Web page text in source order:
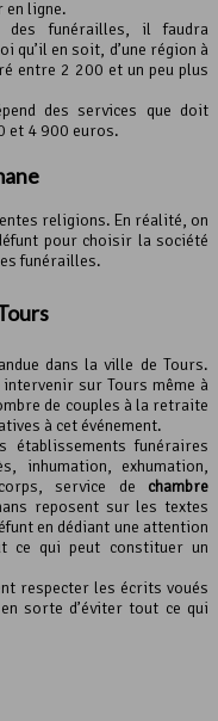
en ligne.
des funérailles, il faudra
qu’il en soit, d’une région à
entre 2 200 et un peu plus
des services que doit
et 4 900 euros.
religions. En réalité, on
pour choisir la société
funérailles.
dans la ville de Tours.
sur Tours même à
de couples à la retraite
à cet événement.
établissements funéraires
inhumation, exhumation,
service de chambre
reposent sur les textes
en dédiant une attention
ce qui peut constituer un
respecter les écrits voués
sorte d’éviter tout ce qui